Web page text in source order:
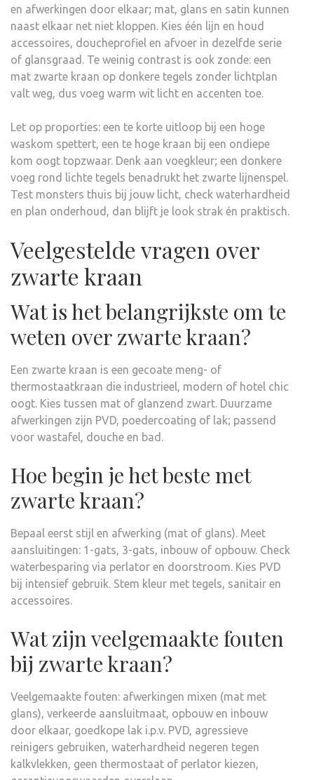
en afwerkingen door elkaar; mat, glans en satin kunnen
naast elkaar net niet kloppen. Kies één lijn en houd
accessoires, doucheprofiel en afvoer in dezelfde serie
of glansgraad. Te weinig contrast is ook zonde: een
mat zwarte kraan op donkere tegels zonder lichtplan
valt weg, dus voeg warm wit licht en accenten toe.
Let op proporties: een te korte uitloop bij een hoge
waskom spettert, een te hoge kraan bij een ondiepe
kom oogt topzwaar. Denk aan voegkleur; een donkere
voeg rond lichte tegels benadrukt het zwarte lijnenspel.
Test monsters thuis bij jouw licht, check waterhardheid
en plan onderhoud, dan blijft je look strak én praktisch.
Veelgestelde vragen over
zwarte kraan
Wat is het belangrijkste om te
weten over zwarte kraan?
Een zwarte kraan is een gecoate meng- of
thermostaatkraan die industrieel, modern of hotel chic
oogt. Kies tussen mat of glanzend zwart. Duurzame
afwerkingen zijn PVD, poedercoating of lak; passend
voor wastafel, douche en bad.
Hoe begin je het beste met
zwarte kraan?
Bepaal eerst stijl en afwerking (mat of glans). Meet
aansluitingen: 1-gats, 3-gats, inbouw of opbouw. Check
waterbesparing via perlator en doorstroom. Kies PVD
bij intensief gebruik. Stem kleur met tegels, sanitair en
accessoires.
Wat zijn veelgemaakte fouten
bij zwarte kraan?
Veelgemaakte fouten: afwerkingen mixen (mat met
glans), verkeerde aansluitmaat, opbouw en inbouw
door elkaar, goedkope lak i.p.v. PVD, agressieve
reinigers gebruiken, waterhardheid negeren tegen
kalkvlekken, geen thermostaat of perlator kiezen,